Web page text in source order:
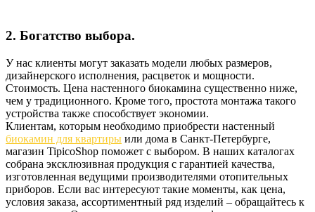
2. Богатство выбора.
У нас клиенты могут заказать модели любых размеров,
дизайнерского исполнения, расцветок и мощности.
Стоимость. Цена настенного биокамина существенно ниже,
чем у традиционного. Кроме того, простота монтажа такого
устройства также способствует экономии.
Клиентам, которым необходимо приобрести настенный
биокамин для квартиры или дома в Санкт-Петербурге,
магазин TipicoShop поможет с выбором. В наших каталогах
собрана эксклюзивная продукция с гарантией качества,
изготовленная ведущими производителями отопительных
приборов. Если вас интересуют такие моменты, как цена,
условия заказа, ассортиментный ряд изделий – обращайтесь к